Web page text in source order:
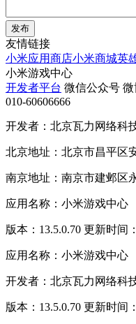
发布
友情链接
小米应用商店小米商城英
小米游戏中心
开发者平台 微信公众号 微
010-60606666
开发者：北京瓦力网络科
北京地址：北京市昌平区
南京地址：南京市建邺区
应用名称：小米游戏中心
版本：13.5.0.70 更新时间
应用名称：小米游戏中心
开发者：北京瓦力网络科
版本：13.5.0.70 更新时间